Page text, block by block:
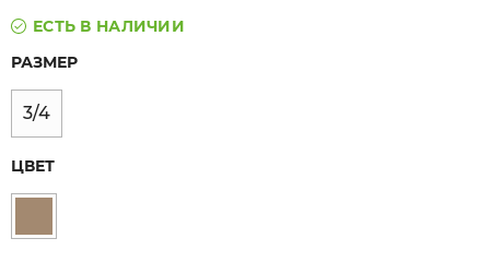
ЕСТЬ В НАЛИЧИИ
РАЗМЕР
3/4
ЦВЕТ